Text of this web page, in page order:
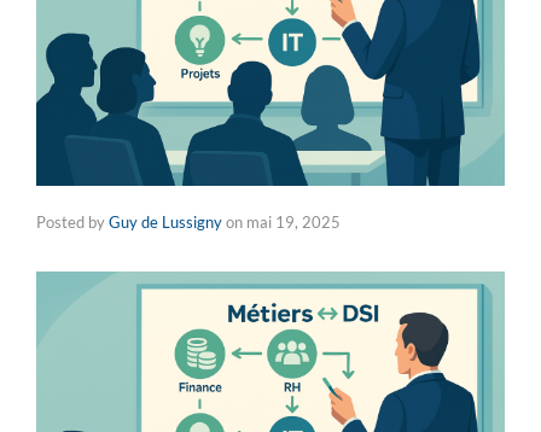
Posted byGuy de Lussignyon mai 19, 2025